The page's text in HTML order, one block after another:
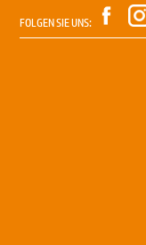
FOLGEN SIE UNS: